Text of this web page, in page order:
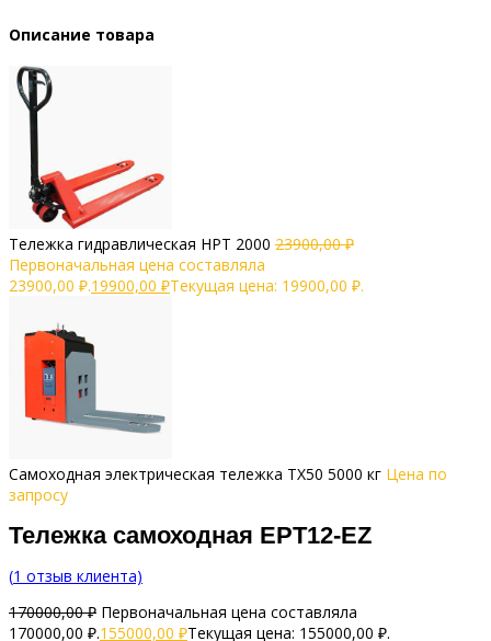
Описание товара
Тележка гидравлическая HPT 2000 23900,00₽
Первоначальная цена составляла
23900,00 ₽.19900,00 ₽Текущая цена: 19900,00 ₽.
Самоходная электрическая тележка TX50 5000 кг Цена по
запросу
Тележка самоходная EPT12-EZ
(1 отзыв клиента)
170000,00₽ Первоначальная цена составляла
170000,00 ₽.155000,00 ₽Текущая цена: 155000,00 ₽.